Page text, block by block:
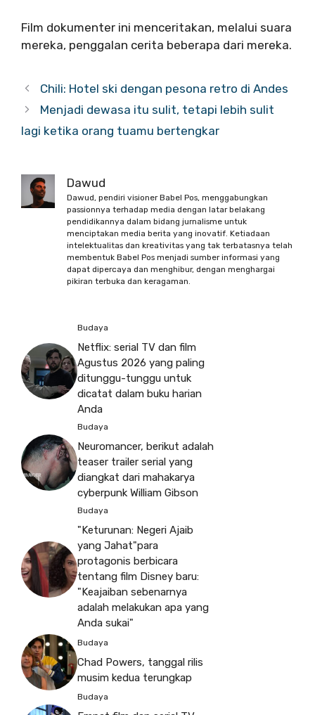
Film dokumenter ini menceritakan, melalui suara
mereka, penggalan cerita beberapa dari mereka.
Chili: Hotel ski dengan pesona retro di Andes
Menjadi dewasa itu sulit, tetapi lebih sulit
lagi ketika orang tuamu bertengkar
Dawud
Dawud, pendiri visioner Babel Pos, menggabungkan
passionnya terhadap media dengan latar belakang
pendidikannya dalam bidang jurnalisme untuk
menciptakan media berita yang inovatif. Ketiadaan
intelektualitas dan kreativitas yang tak terbatasnya telah
membentuk Babel Pos menjadi sumber informasi yang
dapat dipercaya dan menghibur, dengan menghargai
pikiran terbuka dan keragaman.
Budaya
Netflix: serial TV dan film
Agustus 2026 yang paling
ditunggu-tunggu untuk
dicatat dalam buku harian
Anda
Budaya
Neuromancer, berikut adalah
teaser trailer serial yang
diangkat dari mahakarya
cyberpunk William Gibson
Budaya
"Keturunan: Negeri Ajaib
yang Jahat"para
protagonis berbicara
tentang film Disney baru:
"Keajaiban sebenarnya
adalah melakukan apa yang
Anda sukai"
Budaya
Chad Powers, tanggal rilis
musim kedua terungkap
Budaya